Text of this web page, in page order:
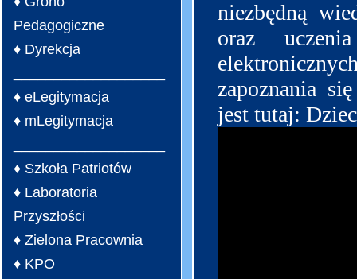
Pedagogiczne
♦ Dyrekcja
♦ eLegitymacja
♦ mLegitymacja
♦ Szkoła Patriotów
♦ Laboratoria
Przyszłości
♦ Zielona Pracownia
♦ KPO
niezbędną
oraz
zapoznania
jest tutaj: